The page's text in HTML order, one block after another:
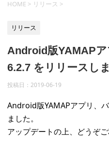
HOME > リリース >
リリース
Android版YAMAP
6.2.7 をリリースし
投稿日： 2019-06-19
Android版YAMAPアプリ、
ました。
アップデートの上、どうぞご